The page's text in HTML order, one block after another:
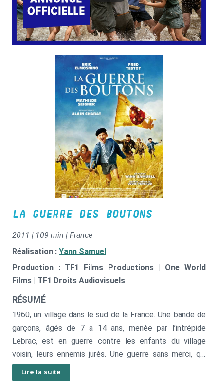
LA GUERRE DES BOUTONS
2011 | 109 min | France
Réalisation : Yann Samuel
Production : TF1 Films Productions | One World
Films | TF1 Droits Audiovisuels
RÉSUMÉ
1960, un village dans le sud de la France. Une bande de
garçons, âgés de 7 à 14 ans, menée par l’intrépide
Lebrac, est en guerre contre les enfants du village
voisin, leurs ennemis jurés. Une guerre sans merci, qui
dure depuis des générations. On se bat pour l’honneur et
la fidélité et, pour gagner, tous les moyens sont bons.
Lire la suite